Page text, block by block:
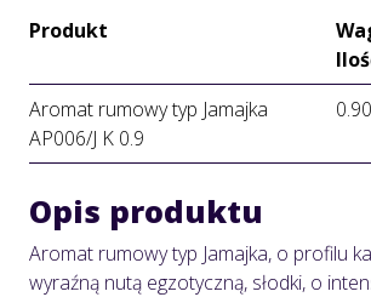
Produkt
Aromat rumowy typ Jamajka
AP006/J K 0.9
Opis produktu
Aromat rumowy typ Jamajka, o profilu
wyraźną nutą egzotyczną, słodki, o